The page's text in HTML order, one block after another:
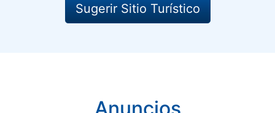
Sugerir Sitio Turístico
Anuncios